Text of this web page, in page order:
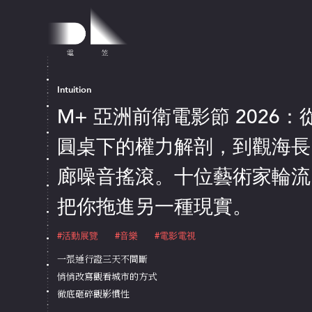
Intuition
M+ 亞洲前衛電影節 2026：
圓桌下的權力解剖，到觀海長
廊噪音搖滾。十位藝術家輪流
把你拖進另一種現實。
#活動展覽 #音樂 #電影電視
一張通行證三天不間斷
悄悄改寫觀看城市的方式
徹底砸碎觀影慣性